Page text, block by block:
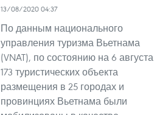
13/08/2020 04:37
По данным национального
управления туризма Вьетнама
(VNAT), по состоянию на 6 августа
173 туристических объекта
размещения в 25 городах и
провинциях Вьетнама были